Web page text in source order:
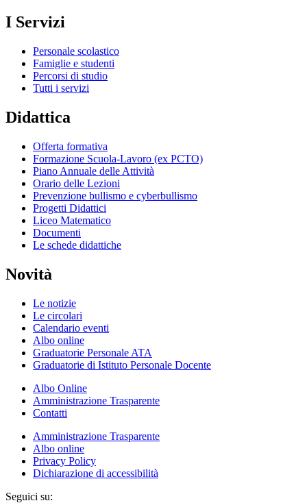
I Servizi
Personale scolastico
Famiglie e studenti
Percorsi di studio
Tutti i servizi
Didattica
Offerta formativa
Formazione Scuola-Lavoro (ex PCTO)
Piano Annuale delle Attività
Orario delle Lezioni
Prevenzione bullismo e cyberbullismo
Progetti Didattici
Liceo Matematico
Documenti
Le schede didattiche
Novità
Le notizie
Le circolari
Calendario eventi
Albo online
Graduatorie Personale ATA
Graduatorie di Istituto Personale Docente
Albo Online
Amministrazione Trasparente
Contatti
Amministrazione Trasparente
Albo online
Privacy Policy
Dichiarazione di accessibilità
Seguici su: